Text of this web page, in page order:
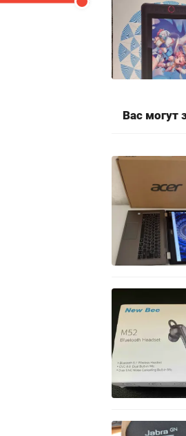
Вас могут